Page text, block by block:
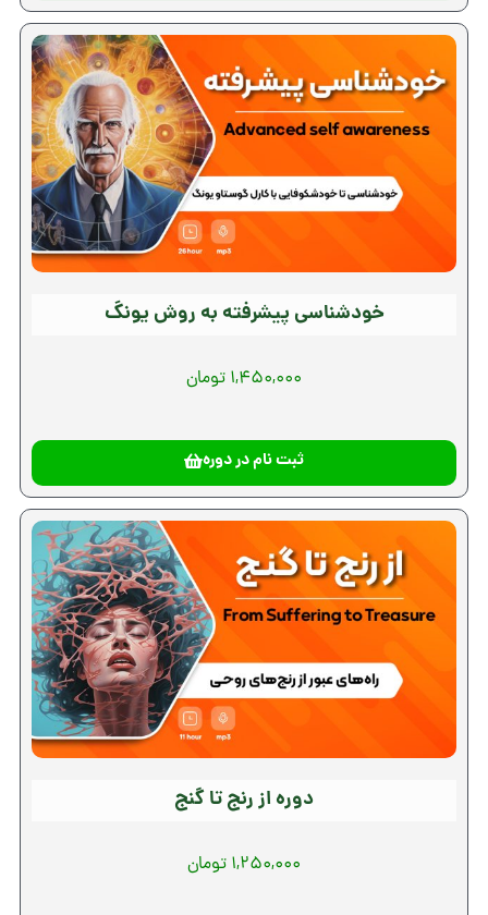
خودشناسی پیشرفته به روش یونگ
1,450,000 تومان
ثبت نام در دوره
دوره از رنج تا گنج
1,250,000 تومان